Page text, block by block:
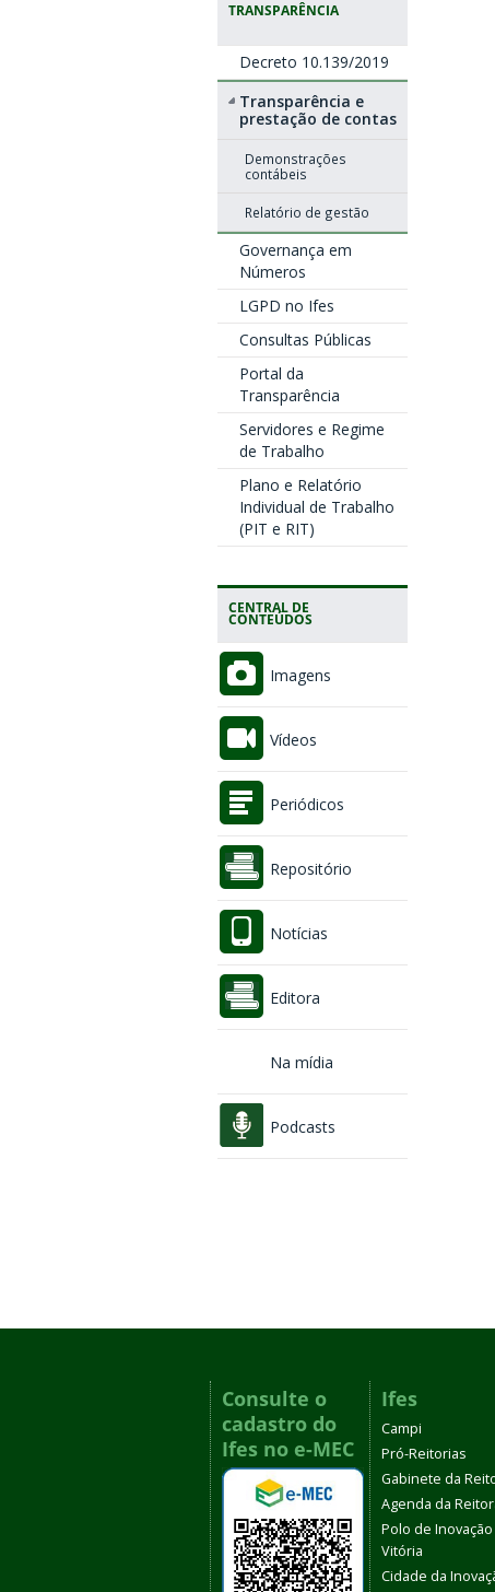
TRANSPARÊNCIA
Decreto 10.139/2019
Transparência e
prestação de contas
Demonstrações
contábeis
Relatório de gestão
Governança em
Números
LGPD no Ifes
Consultas Públicas
Portal da
Transparência
Servidores e Regime
de Trabalho
Plano e Relatório
Individual de Trabalho
(PIT e RIT)
CENTRAL DE
CONTEÚDOS
Imagens
Vídeos
Periódicos
Repositório
Notícias
Editora
Na mídia
Podcasts
Consulte o
cadastro do
Ifes no e-MEC
Ifes
Campi
Pró-Reitorias
Gabinete da
Agenda da
Polo de Inovação
Vitória
Cidade da